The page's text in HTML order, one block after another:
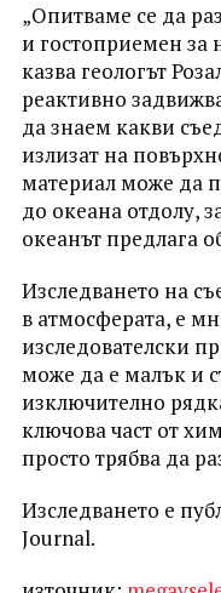
„Опитваме се да
и гостоприемен за
казва геологът
реактивно
да знаем какви
излизат на
материал може да
до океана отдолу,
океанът предлага
Изследването на
в атмосферата, е
изследователски
може да е малък и
изключително
ключова част от
просто трябва да
Изследването е
Journal.